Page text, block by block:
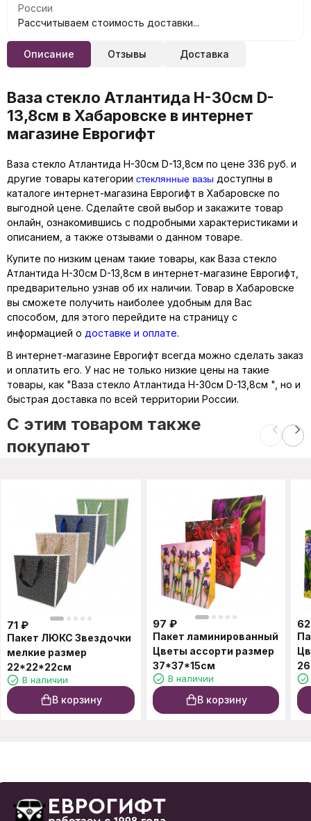
России
Рассчитываем стоимость доставки...
Описание Отзывы Доставка
Ваза стекло Атлантида H-30см D-
13,8см в Хабаровске в интернет
магазине Еврогифт
Ваза стекло Атлантида H-30см D-13,8см по цене 336 руб. и
другие товары категории стеклянные вазы доступны в
каталоге интернет-магазина Еврогифт в Хабаровске по
выгодной цене. Сделайте свой выбор и закажите товар
онлайн, ознакомившись с подробными характеристиками и
описанием, а также отзывами о данном товаре.
Купите по низким ценам такие товары, как Ваза стекло
Атлантида H-30см D-13,8см в интернет-магазине Еврогифт,
предварительно узнав об их наличии. Товар в Хабаровске
вы сможете получить наиболее удобным для Вас
способом, для этого перейдите на страницу с
информацией о доставке и оплате.
В интернет-магазине Еврогифт всегда можно сделать заказ
и оплатить его. У нас не только низкие цены на такие
товары, как "Ваза стекло Атлантида H-30см D-13,8см ", но и
быстрая доставка по всей территории России.
C этим товаром также
покупают
71 ₽
Пакет ЛЮКС Звездочки
мелкие размер
22*22*22см
В наличии
В корзину
97 ₽
Пакет ламинированный
Цветы ассорти размер
37*37*15см
В наличии
В корзину
62